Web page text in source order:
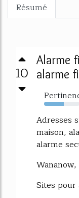
Résumé
10
Alarme
alarme
56%
Adresses
maison,
alarme
Sites